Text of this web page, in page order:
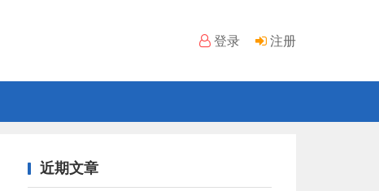
登录 注册
近期文章